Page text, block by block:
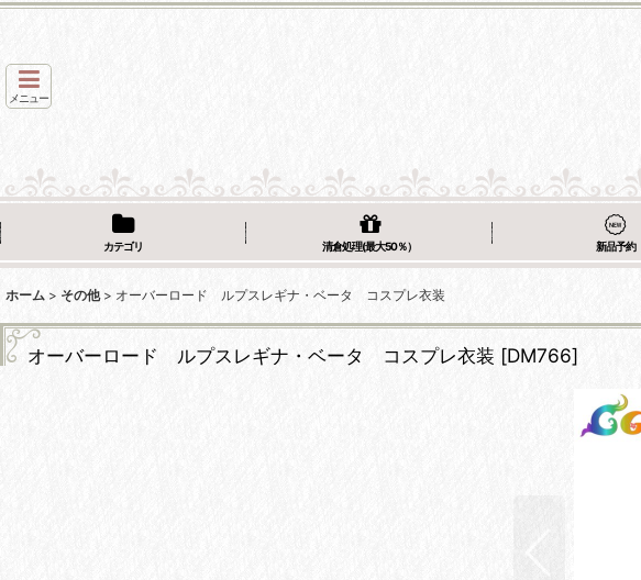
メニュー
カテゴリ 清倉処理(最大50％） 新品予約
ホーム > その他 > オーバーロード ルプスレギナ・ベータ コスプレ衣装
オーバーロード ルプスレギナ・ベータ コスプレ衣装 [DM766]